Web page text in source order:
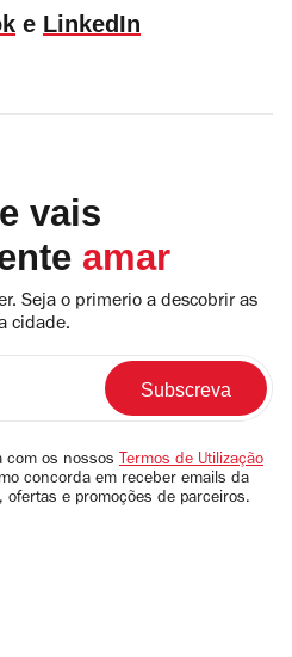
e LinkedIn
vais
amar
Seja o primerio a descobrir as
cidade.
com os nossos Termos de Utilização
concorda em receber emails da
ofertas e promoções de parceiros.